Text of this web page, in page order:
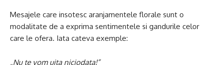
Mesajele care insotesc aranjamentele florale sunt o
modalitate de a exprima sentimentele si gandurile celor
care le ofera. Iata cateva exemple:
„Nu te vom uita niciodata!”